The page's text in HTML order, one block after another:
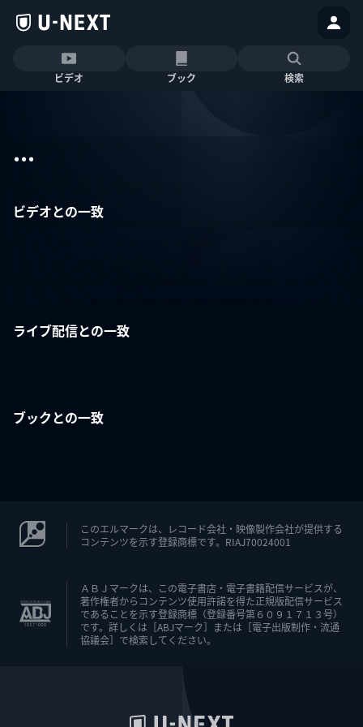
ビデオ ブック 検索
...
ビデオとの一致
ライブ配信との一致
ブックとの一致
このエルマークは、レコード会社・映像製作会社が提供する
コンテンツを示す登録商標です。RIAJ70024001
ＡＢＪマークは、この電子書店・電子書籍配信サービスが、
著作権者からコンテンツ使用許諾を得た正規版配信サービス
であることを示す登録商標（登録番号第６０９１７１３号）
です。詳しくは［ABJマーク］または［電子出版制作・流通
協議会］で検索してください。